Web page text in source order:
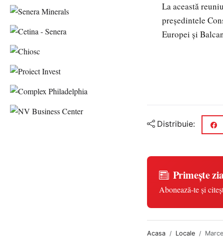
La această
președintele
Europei și
Distribuie:
Primește
Abonează-te și
Acasa Locale